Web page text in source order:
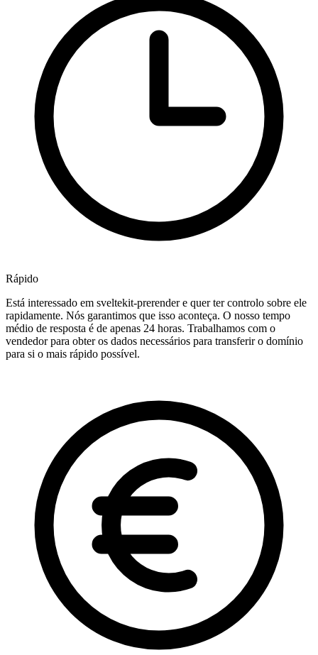
Rápido
Está interessado em sveltekit-prerender e quer ter controlo sobre ele
rapidamente. Nós garantimos que isso aconteça. O nosso tempo
médio de resposta é de apenas 24 horas. Trabalhamos com o
vendedor para obter os dados necessários para transferir o domínio
para si o mais rápido possível.